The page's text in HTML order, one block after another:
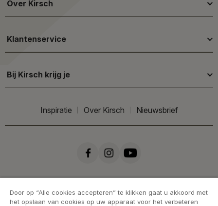
Over Kirsch
Klantenservice
Bij Kirsch krijg je
Inspiratie Over Kirsch Nieuwsbrief
Door op “Alle cookies accepteren” te klikken gaat u akkoord met
het opslaan van cookies op uw apparaat voor het verbeteren